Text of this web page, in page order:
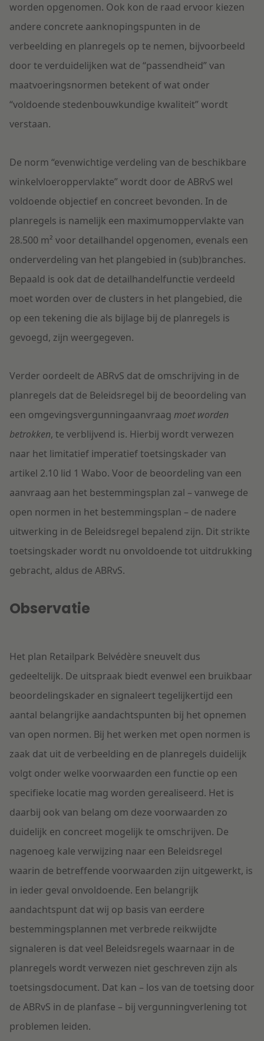
worden opgenomen. Ook kon de raad ervoor kiezen
andere concrete aanknopingspunten in de
verbeelding en planregels op te nemen, bijvoorbeeld
door te verduidelijken wat de “passendheid” van
maatvoeringsnormen betekent of wat onder
“voldoende stedenbouwkundige kwaliteit” wordt
verstaan.
De norm “evenwichtige verdeling van de beschikbare
winkelvloeroppervlakte” wordt door de ABRvS wel
voldoende objectief en concreet bevonden. In de
planregels is namelijk een maximumoppervlakte van
28.500 m² voor detailhandel opgenomen, evenals een
onderverdeling van het plangebied in (sub)branches.
Bepaald is ook dat de detailhandelfunctie verdeeld
moet worden over de clusters in het plangebied, die
op een tekening die als bijlage bij de planregels is
gevoegd, zijn weergegeven.
Verder oordeelt de ABRvS dat de omschrijving in de
planregels dat de Beleidsregel bij de beoordeling van
een omgevingsvergunningaanvraag moet worden
betrokken, te verblijvend is. Hierbij wordt verwezen
naar het limitatief imperatief toetsingskader van
artikel 2.10 lid 1 Wabo. Voor de beoordeling van een
aanvraag aan het bestemmingsplan zal – vanwege de
open normen in het bestemmingsplan – de nadere
uitwerking in de Beleidsregel bepalend zijn. Dit strikte
toetsingskader wordt nu onvoldoende tot uitdrukking
gebracht, aldus de ABRvS.
Observatie
Het plan Retailpark Belvédère sneuvelt dus
gedeeltelijk. De uitspraak biedt evenwel een bruikbaar
beoordelingskader en signaleert tegelijkertijd een
aantal belangrijke aandachtspunten bij het opnemen
van open normen. Bij het werken met open normen is
zaak dat uit de verbeelding en de planregels duidelijk
volgt onder welke voorwaarden een functie op een
specifieke locatie mag worden gerealiseerd. Het is
daarbij ook van belang om deze voorwaarden zo
duidelijk en concreet mogelijk te omschrijven. De
nagenoeg kale verwijzing naar een Beleidsregel
waarin de betreffende voorwaarden zijn uitgewerkt, is
in ieder geval onvoldoende. Een belangrijk
aandachtspunt dat wij op basis van eerdere
bestemmingsplannen met verbrede reikwijdte
signaleren is dat veel Beleidsregels waarnaar in de
planregels wordt verwezen niet geschreven zijn als
toetsingsdocument. Dat kan – los van de toetsing door
de ABRvS in de planfase – bij vergunningverlening tot
problemen leiden.